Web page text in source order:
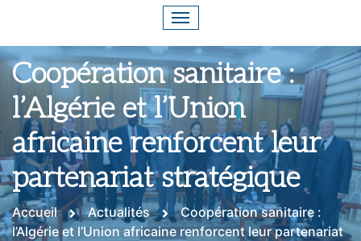
Coopération sanitaire :
l’Algérie et l’Union
africaine renforcent leur
partenariat stratégique
Accueil Actualités
Coopération sanitaire :
l’Algérie et l’Union africaine renforcent leur partenariat